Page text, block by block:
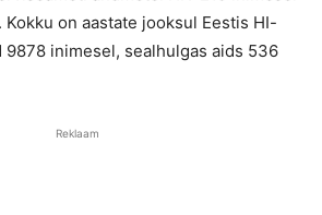
on aastate jooksul Eestis HI-
inimesel, sealhulgas aids 536
Reklaam